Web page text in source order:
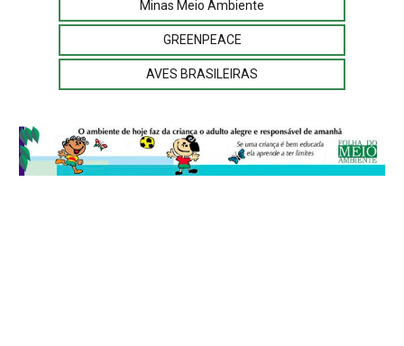
Minas Meio Ambiente
GREENPEACE
AVES BRASILEIRAS